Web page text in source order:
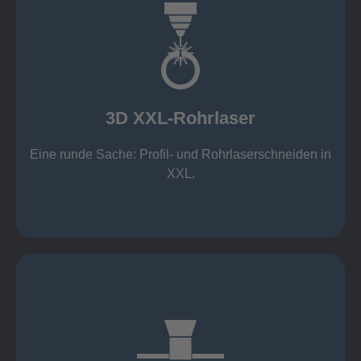
3D XXL-Rohrlaser
Eine runde Sache: Profil- und Rohrlaserschneiden in
XXL.
3D XXL-Rohrlaser
Rechteckprofile bis 300 x 300 mm
Wandstärken:
Nichtrostende Stähle 15 mm (oxidfrei)
Aluminium 10 mm (oxidfrei)